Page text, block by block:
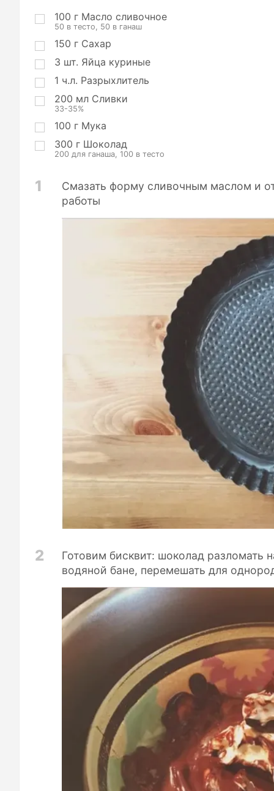
ц
и
и
100 г Масло сливочное
50 в тесто, 50 в ганаш
150 г Сахар
3 шт. Яйца куриные
1 ч.л. Разрыхлитель
200 мл Сливки
33-35%
100 г Мука
300 г Шоколад
200 для ганаша, 100 в тесто
1
Смазать форму сливочным маслом и
работы
2
Готовим бисквит: шоколад разломать
водяной бане, перемешать для